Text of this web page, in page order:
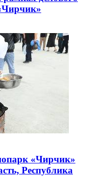
«Чирчик»
Республика